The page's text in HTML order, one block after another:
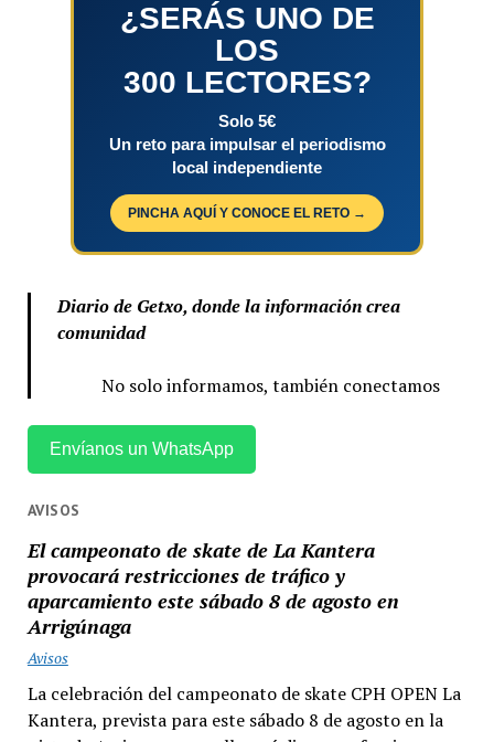
¿SERÁS UNO DE
LOS
300 LECTORES?
Solo 5€
Un reto para impulsar el periodismo
local independiente
PINCHA AQUÍ Y CONOCE EL RETO →
Diario de Getxo, donde la información crea
comunidad
No solo informamos, también conectamos
Envíanos un WhatsApp
AVISOS
El campeonato de skate de La Kantera
provocará restricciones de tráfico y
aparcamiento este sábado 8 de agosto en
Arrigúnaga
Avisos
La celebración del campeonato de skate CPH OPEN La
Kantera, prevista para este sábado 8 de agosto en la